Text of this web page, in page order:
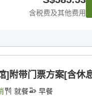
含税费及其他费用
]附带门票方案[含休
就餐 早餐